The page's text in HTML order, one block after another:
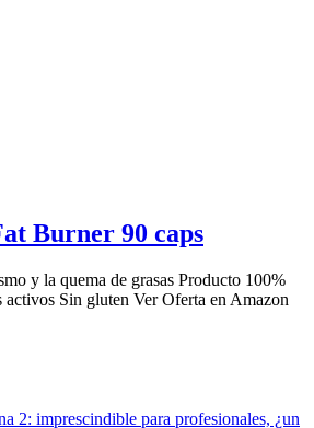
Burner 90 caps
y la quema de grasas Producto 100%
Sin gluten Ver Oferta en Amazon